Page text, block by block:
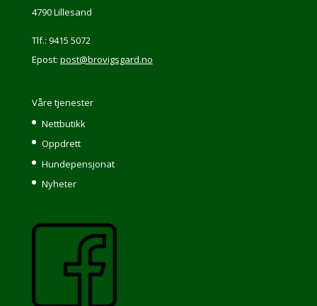
4790 Lillesand
Tlf.: 9415 5072
Epost: post@brovigsgard.no
Våre tjenester
Nettbutikk
Oppdrett
Hundepensjonat
Nyheter